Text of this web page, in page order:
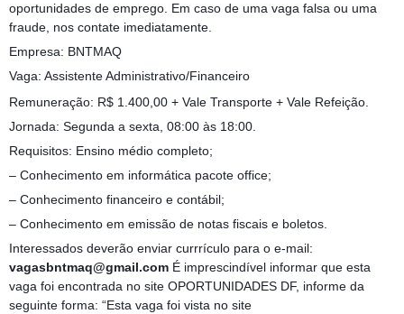
oportunidades de emprego. Em caso de uma vaga falsa ou uma
fraude, nos contate imediatamente.
Empresa: BNTMAQ
Vaga: Assistente Administrativo/Financeiro
Remuneração: R$ 1.400,00 + Vale Transporte + Vale Refeição.
Jornada: Segunda a sexta, 08:00 às 18:00.
Requisitos: Ensino médio completo;
– Conhecimento em informática pacote office;
– Conhecimento financeiro e contábil;
– Conhecimento em emissão de notas fiscais e boletos.
Interessados deverão enviar currrículo para o e-mail:
vagasbntmaq@gmail.com É imprescindível informar que esta
vaga foi encontrada no site OPORTUNIDADES DF, informe da
seguinte forma: “Esta vaga foi vista no site